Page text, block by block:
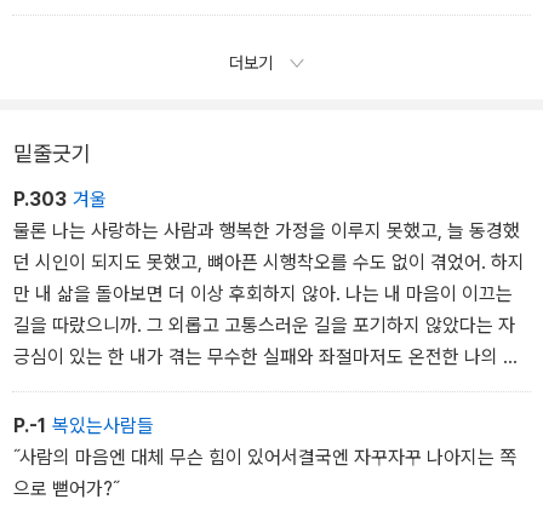
더보기
밑줄긋기
P.303 겨울
물론 나는 사랑하는 사람과 행복한 가정을 이루지 못했고, 늘 동경했
던 시인이 되지도 못했고, 뼈아픈 시행착오를 수도 없이 겪었어. 하지
만 내 삶을 돌아보면 더 이상 후회하지 않아. 나는 내 마음이 이끄는
길을 따랐으니까. 그 외롭고 고통스러운 길을 포기하지 않았다는 자
긍심이 있는 한 내가 겪는 무수한 실패와 좌절마저도 온전한 나의 것
이니까. 그렇게 사는 한 우리는 누구나 거룩하고 눈부신 별이라는 걸
나는 이제 알고 있으니까.
P.-1 복있는사람들
˝사람의 마음엔 대체 무슨 힘이 있어서결국엔 자꾸자꾸 나아지는 쪽
으로 뻗어가?˝